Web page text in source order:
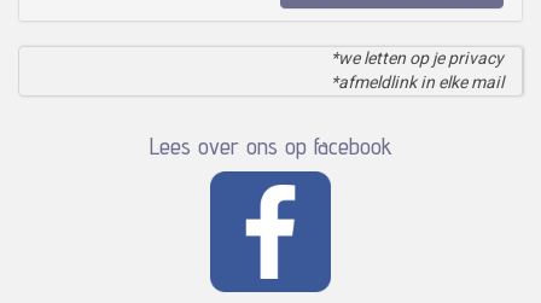
*we letten op je privacy
*afmeldlink in elke mail
Lees over ons op facebook